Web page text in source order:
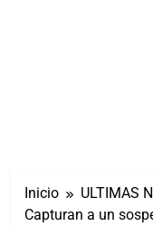
Inicio
ULTIMAS
Capturan a un